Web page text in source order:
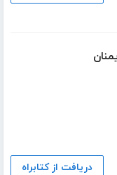
دریافت از کتابراه